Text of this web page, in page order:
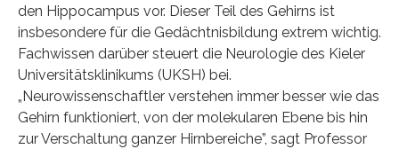
den Hippocampus vor. Dieser Teil des Gehirns ist
insbesondere für die Gedächtnisbildung extrem wichtig.
Fachwissen darüber steuert die Neurologie des Kieler
Universitätsklinikums (UKSH) bei.
„Neurowissenschaftler verstehen immer besser wie das
Gehirn funktioniert, von der molekularen Ebene bis hin
zur Verschaltung ganzer Hirnbereiche”, sagt Professor